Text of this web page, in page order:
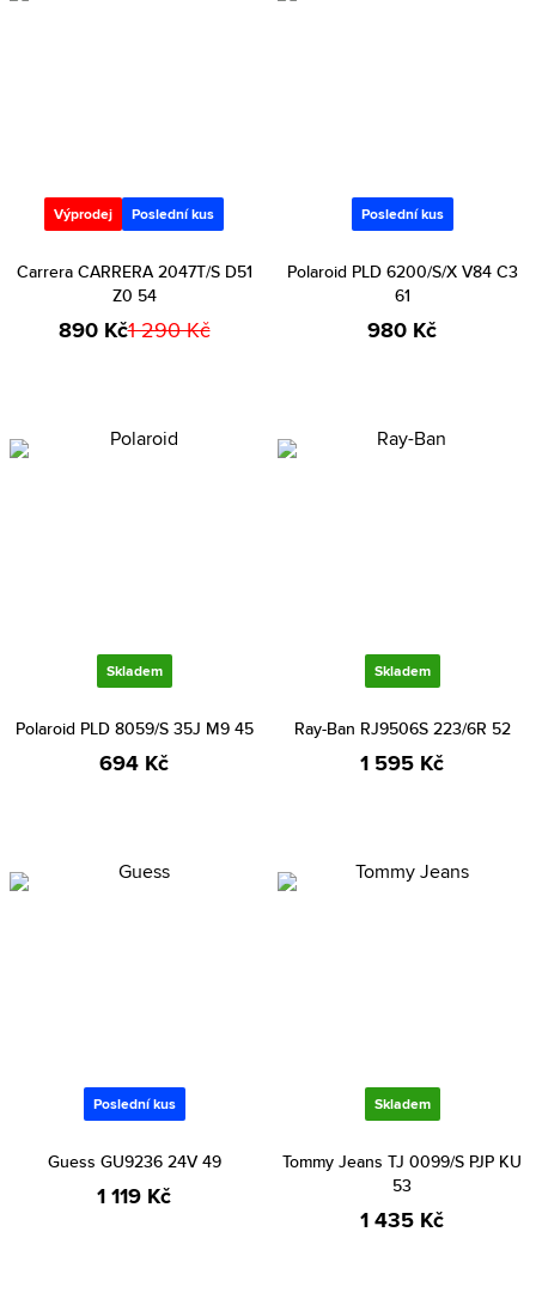
Výprodej Poslední kus
Carrera CARRERA 2047T/S D51
Z0 54
890 Kč1 290 Kč
Poslední kus
Polaroid PLD 6200/S/X V84 C3
61
980 Kč
Skladem
Polaroid PLD 8059/S 35J M9 45
694 Kč
Skladem
Ray-Ban RJ9506S 223/6R 52
1 595 Kč
Poslední kus
Guess GU9236 24V 49
1 119 Kč
Skladem
Tommy Jeans TJ 0099/S PJP KU
53
1 435 Kč